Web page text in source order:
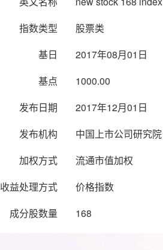
指数类型
股票类
基日
2017年08月01日
基点
1000.00
发布日期
2017年12月01日
发布机构
中国上市公司研究院
加权方式
流通市值加权
收益处理方式
价格指数
成分股数量
168